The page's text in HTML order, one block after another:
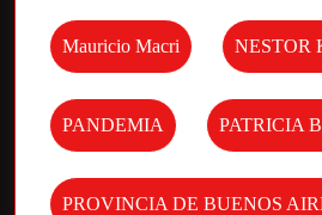
Mauricio Macri NESTOR
PANDEMIA PATRICIA
PROVINCIA DE BUENOS